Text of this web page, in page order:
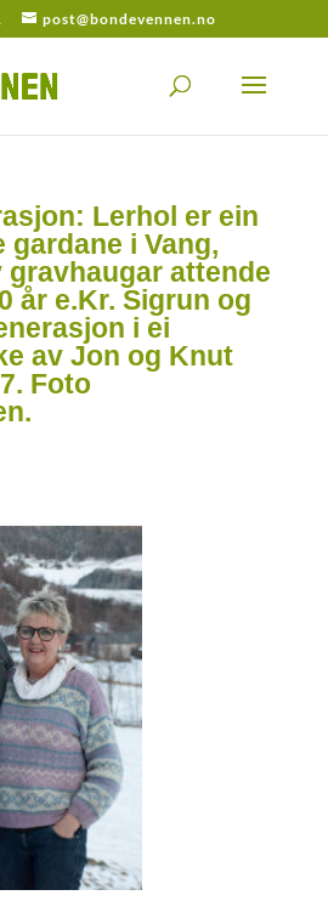
post@bondevennen.no
Lerhol er ein
gardane i Vang,
gravhaugar attende
år e.Kr. Sigrun og
i ei
av Jon og Knut
Foto